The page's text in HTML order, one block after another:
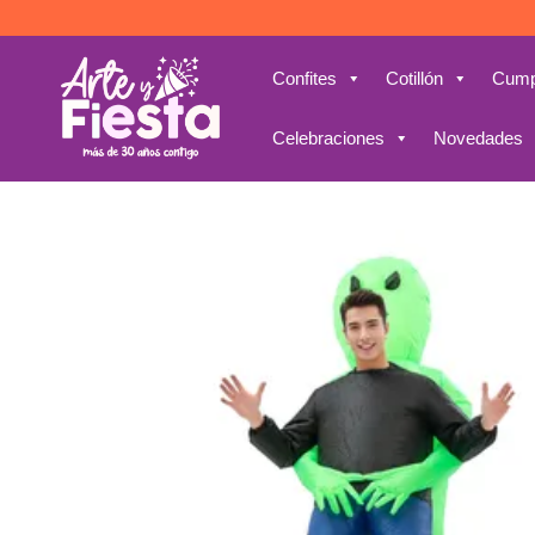
contenido
Confites Cotillón
Celebraciones Novedades